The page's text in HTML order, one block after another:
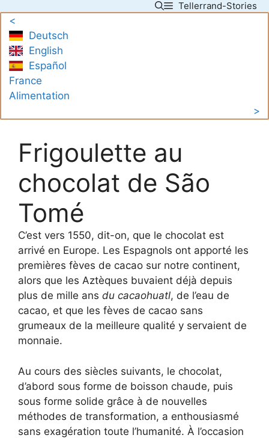
content
Tellerrand-Stories
<
Deutsch
English
Español
France
Alimentation
>
Frigoulette au
chocolat de São
Tomé
C’est vers 1550, dit-on, que le chocolat est
arrivé en Europe. Les Espagnols ont apporté les
premières fèves de cacao sur notre continent,
alors que les Aztèques buvaient déjà depuis
plus de mille ans du cacaohuatl, de l’eau de
cacao, et que les fèves de cacao sans
grumeaux de la meilleure qualité y servaient de
monnaie.
Au cours des siècles suivants, le chocolat,
d’abord sous forme de boisson chaude, puis
sous forme solide grâce à de nouvelles
méthodes de transformation, a enthousiasmé
sans exagération toute l’humanité. À l’occasion